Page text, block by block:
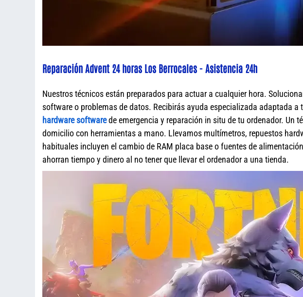
Reparación Advent 24 horas Los Berrocales - Asistencia 24h
Nuestros técnicos están preparados para actuar a cualquier hora.
software o problemas de datos. Recibirás ayuda especializada adaptada a
hardware softwarede emergencia y reparación in situ de tu ordenador. Un
domicilio con herramientas a mano. Llevamos multímetros, repuestos
habituales incluyen el cambio de RAM placa base o fuentes de
ahorran tiempo y dinero al no tener que llevar el ordenador a una tienda.